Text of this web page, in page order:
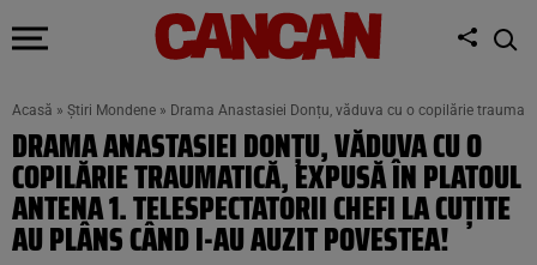
Acasă » Știri Mondene » Drama Anastasiei Donțu, văduva cu o copilărie
DRAMA ANASTASIEI DONȚU, VĂDUVA CU O
COPILĂRIE TRAUMATICĂ, EXPUSĂ ÎN PLATOUL
ANTENA 1. TELESPECTATORII CHEFI LA CUȚITE
AU PLÂNS CÂND I-AU AUZIT POVESTEA!